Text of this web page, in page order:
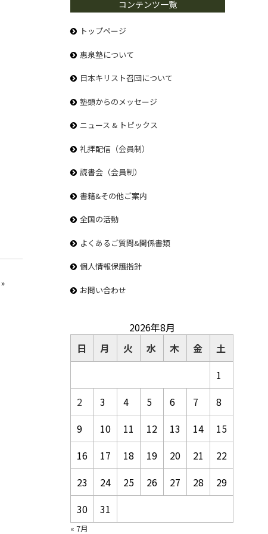
»
コンテンツ一覧
トップページ
惠泉塾について
日本キリスト召団について
塾頭からのメッセージ
ニュース & トピックス
礼拝配信（会員制）
読書会（会員制）
書籍&その他ご案内
全国の活動
よくあるご質問&関係書類
個人情報保護指針
お問い合わせ
2026年8月
日
月 火 水 木 金
土
1
2
3 4 5 6 7
8
9
10 11 12 13 14
15
16
17 18 19 20 21
22
23
24 25 26 27 28
29
30
31
« 7月